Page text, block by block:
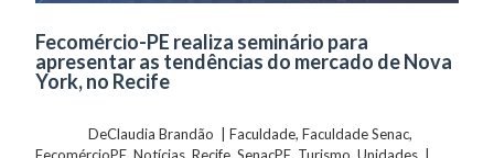
Fecomércio-PE realiza seminário para
apresentar as tendências do mercado de Nova
York, no Recife
	    	DeClaudia Brandão  |
Faculdade, Faculdade Senac